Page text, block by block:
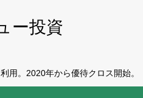
ー投資
用。2020年から優待クロス開始。